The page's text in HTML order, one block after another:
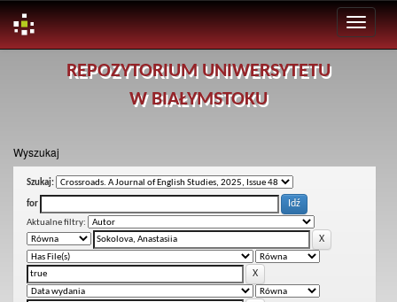
REPOZYTORIUM UNIWERSYTETU
W BIAŁYMSTOKU
Wyszukaj
Szukaj:
for
Aktualne filtry: